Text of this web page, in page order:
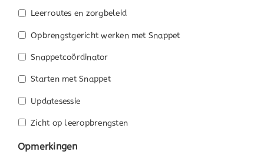
Leerroutes en zorgbeleid
Opbrengstgericht werken met Snappet
Snappetcoördinator
Starten met Snappet
Updatesessie
Zicht op leeropbrengsten
Opmerkingen